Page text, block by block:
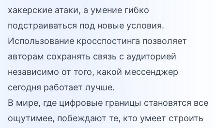
хакерские атаки, а умение гибко
подстраиваться под новые условия.
Использование кросспостинга позволяет
авторам сохранять связь с аудиторией
независимо от того, какой мессенджер
сегодня работает лучше.
В мире, где цифровые границы становятся все
ощутимее, побеждают те, кто умеет строить